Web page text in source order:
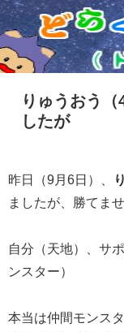
りゅうおう
したが
昨日（9月6日）、
ましたが、勝てま
自分（天地）、サ
ンスター）
本当は仲間モンス